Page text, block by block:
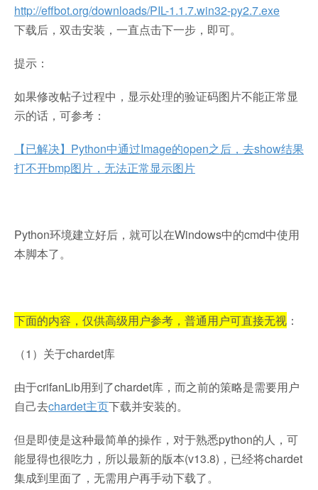
http://effbot.org/downloads/PIL-1.1.7.win32-py2.7.exe
下载后，双击安装，一直点击下一步，即可。
提示：
如果修改帖子过程中，显示处理的验证码图片不能正常显
示的话，可参考：
【已解决】Python中通过Image的open之后，去show结果
打不开bmp图片，无法正常显示图片
Python环境建立好后，就可以在Windows中的cmd中使用
本脚本了。
下面的内容，仅供高级用户参考，普通用户可直接无视 ：
（1）关于chardet库
由于crifanLib用到了chardet库，而之前的策略是需要用户
自己去chardet主页下载并安装的。
但是即使是这种最简单的操作，对于熟悉python的人，可
能显得也很吃力，所以最新的版本(v13.8)，已经将chardet
集成到里面了，无需用户再手动下载了。